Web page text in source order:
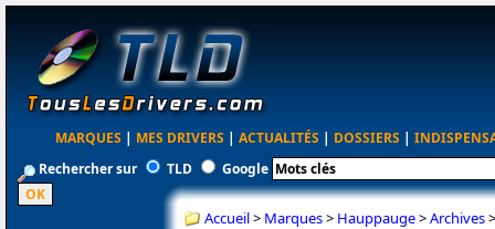
MARQUES | MES DRIVERS | ACTUALITÉS | DOSSIERS |
Rechercher sur
TLD Google
Accueil> Marques> Hauppauge>Archives